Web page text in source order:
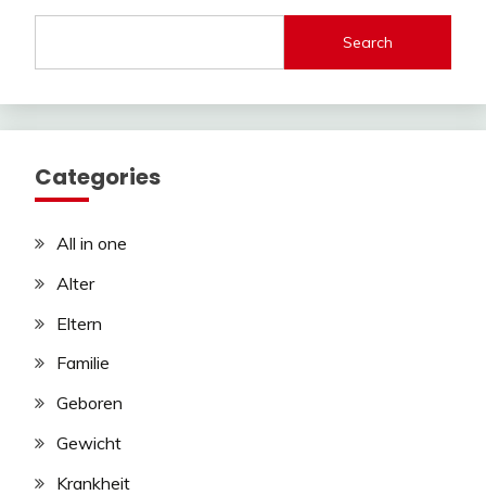
Search
Categories
All in one
Alter
Eltern
Familie
Geboren
Gewicht
Krankheit